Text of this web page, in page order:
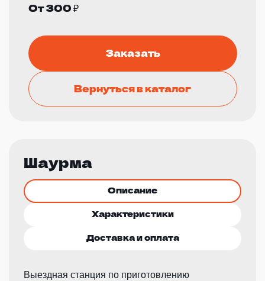
От 300 ₽
Заказать
Вернуться в каталог
Шаурма
Описание
Характеристики
Доставка и оплата
Выездная станция по приготовлению